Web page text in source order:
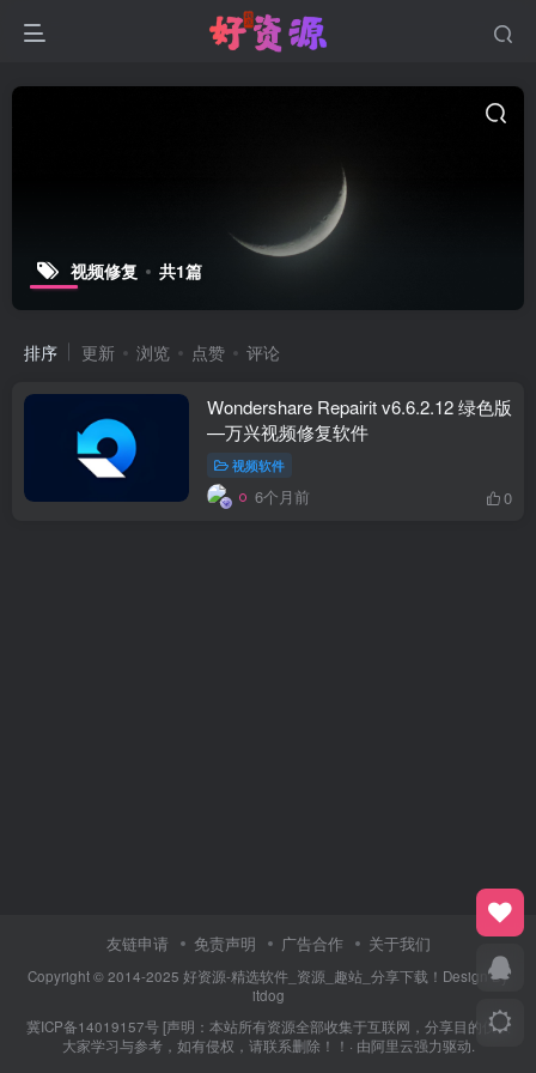
视频修复 共1篇
排序 更新 浏览 点赞 评论
Wondershare Repairit v6.6.2.12 绿色版
—万兴视频修复软件
视频软件
6个月前 0
友链申请 免责声明 广告合作 关于我们
Copyright © 2014-2025 好资源-精选软件_资源_趣站_分享下载！Design By
itdog
冀ICP备14019157号[声明：本站所有资源全部收集于互联网，分享目的仅供
大家学习与参考，如有侵权，请联系删除！！· 由阿里云强力驱动.